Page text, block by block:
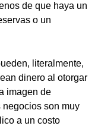
de que haya un
o un
literalmente,
dinero al otorgar
imagen de
negocios son muy
a un costo